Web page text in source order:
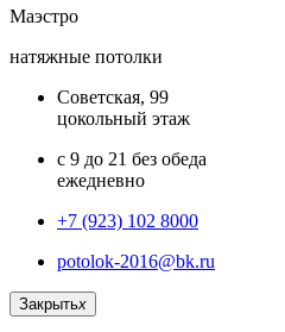
Маэстро
натяжные потолки
Советская, 99
цокольный этаж
с 9 до 21 без обеда
ежедневно
+7 (923) 102 8000
potolok-2016@bk.ru
Закрытьx